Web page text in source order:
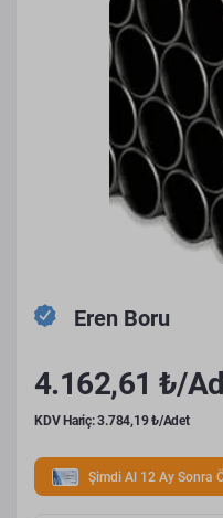
Eren Boru
4.162,61 ₺/
KDV Hariç: 3.784,19 ₺/Adet
Şimdi Al 12 Ay Sonra